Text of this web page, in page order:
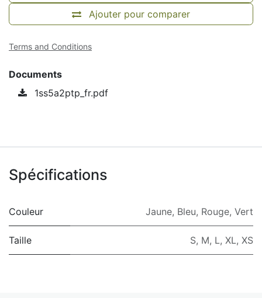
Ajouter pour comparer
Terms and Conditions
Documents
1ss5a2ptp_fr.pdf
Spécifications
Couleur Jaune, Bleu, Rouge, Vert
Taille S, M, L, XL, XS